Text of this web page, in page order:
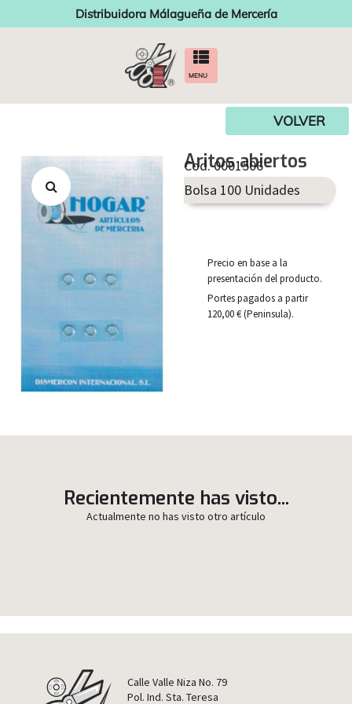
Distribuidora Málagueña de Mercería
MENU
VOLVER
Aritos abiertos
Cod. 0001506
Bolsa 100 Unidades
Precio en base a la
presentación del producto.
Portes pagados a partir
120,00 € (Peninsula).
Recientemente has visto...
Actualmente no has visto otro artículo
Calle Valle Niza No. 79
Pol. Ind. Sta. Teresa